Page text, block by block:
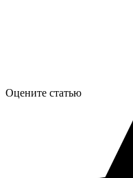
Оцените статью